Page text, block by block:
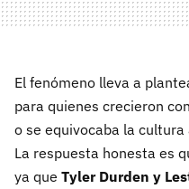
El fenómeno lleva a
para quienes crecieron
o se equivocaba la
La respuesta honesta es
ya que Tyler Durden y